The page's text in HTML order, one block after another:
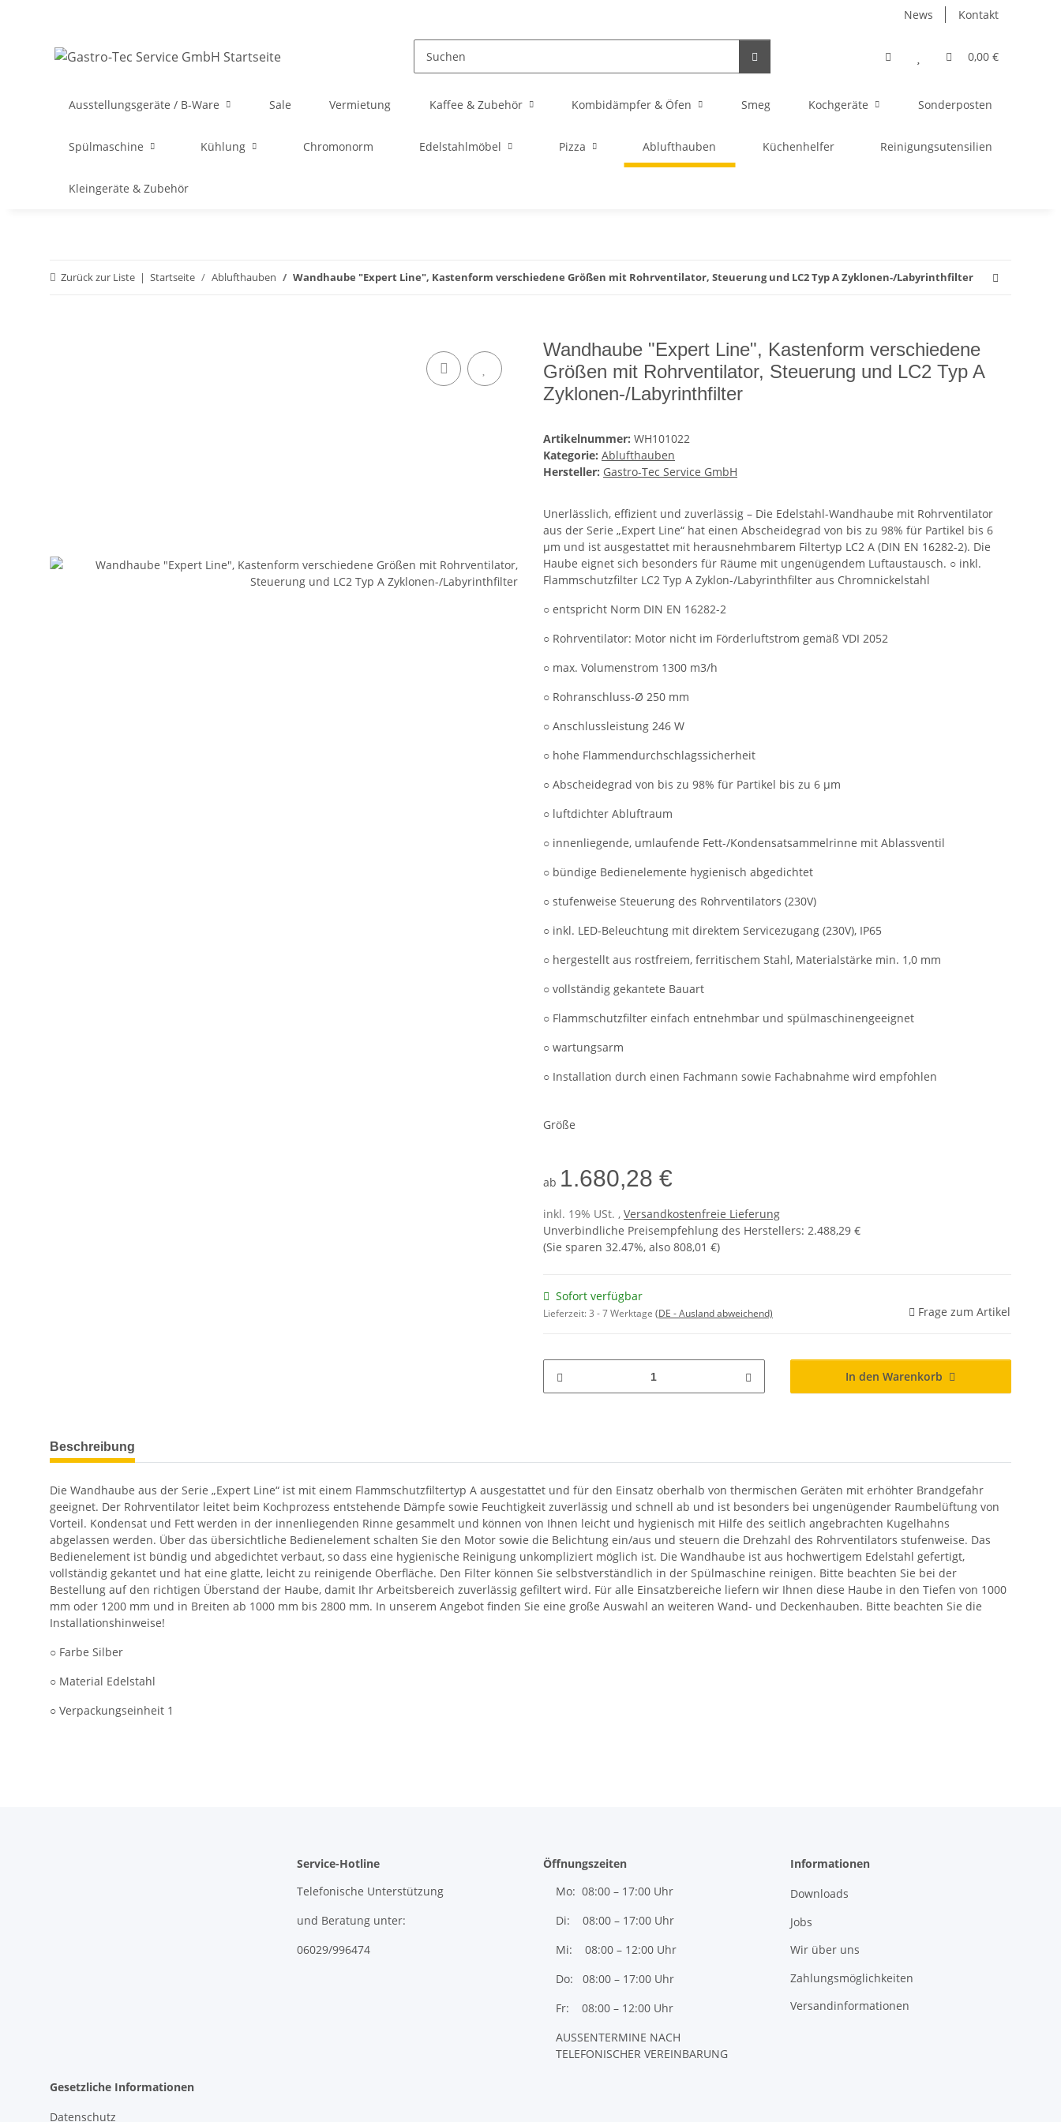
News Kontakt
0,00 €
Ausstellungsgeräte / B-Ware Sale Vermietung Kaffee & Zubehör Kombidämpfer & Öfen Smeg Kochgeräte Sonderposten
Spülmaschine Kühlung Chromonorm Edelstahlmöbel Pizza Ablufthauben Küchenhelfer Reinigungsutensilien
Kleingeräte & Zubehör
Zurück zur Liste Startseite Ablufthauben Wandhaube "Expert Line", Kastenform verschiedene Größen mit Rohrventilator, Steuerung und LC2 Typ A Zyklonen-/Labyrinthfilter
Wandhaube "Expert Line", Kastenform verschiedene
Größen mit Rohrventilator, Steuerung und LC2 Typ A
Zyklonen-/Labyrinthfilter
Artikelnummer: WH101022
Kategorie: Ablufthauben
Hersteller: Gastro-Tec Service GmbH
Unerlässlich, effizient und zuverlässig – Die Edelstahl-Wandhaube mit Rohrventilator
aus der Serie „Expert Line“ hat einen Abscheidegrad von bis zu 98% für Partikel bis 6
µm und ist ausgestattet mit herausnehmbarem Filtertyp LC2 A (DIN EN 16282-2). Die
Haube eignet sich besonders für Räume mit ungenügendem Luftaustausch. ○ inkl.
Flammschutzfilter LC2 Typ A Zyklon-/Labyrinthfilter aus Chromnickelstahl
○ entspricht Norm DIN EN 16282-2
○ Rohrventilator: Motor nicht im Förderluftstrom gemäß VDI 2052
○ max. Volumenstrom 1300 m3/h
○ Rohranschluss-Ø 250 mm
○ Anschlussleistung 246 W
○ hohe Flammendurchschlagssicherheit
○ Abscheidegrad von bis zu 98% für Partikel bis zu 6 µm
○ luftdichter Abluftraum
○ innenliegende, umlaufende Fett-/Kondensatsammelrinne mit Ablassventil
○ bündige Bedienelemente hygienisch abgedichtet
○ stufenweise Steuerung des Rohrventilators (230V)
○ inkl. LED-Beleuchtung mit direktem Servicezugang (230V), IP65
○ hergestellt aus rostfreiem, ferritischem Stahl, Materialstärke min. 1,0 mm
○ vollständig gekantete Bauart
○ Flammschutzfilter einfach entnehmbar und spülmaschinengeeignet
○ wartungsarm
○ Installation durch einen Fachmann sowie Fachabnahme wird empfohlen
Größe
ab 1.680,28 €
inkl. 19% USt. , Versandkostenfreie Lieferung
Unverbindliche Preisempfehlung des Herstellers: 2.488,29 €
(Sie sparen 32.47%, also 808,01 €)
Sofort verfügbar
Lieferzeit:3 - 7 Werktage (DE - Ausland abweichend) Frage zum Artikel
In den Warenkorb
weitere Registerkarten anzeigen
Beschreibung
Die Wandhaube aus der Serie „Expert Line“ ist mit einem Flammschutzfiltertyp A ausgestattet und für den Einsatz oberhalb von thermischen Geräten mit erhöhter Brandgefahr
geeignet. Der Rohrventilator leitet beim Kochprozess entstehende Dämpfe sowie Feuchtigkeit zuverlässig und schnell ab und ist besonders bei ungenügender Raumbelüftung von
Vorteil. Kondensat und Fett werden in der innenliegenden Rinne gesammelt und können von Ihnen leicht und hygienisch mit Hilfe des seitlich angebrachten Kugelhahns
abgelassen werden. Über das übersichtliche Bedienelement schalten Sie den Motor sowie die Belichtung ein/aus und steuern die Drehzahl des Rohrventilators stufenweise. Das
Bedienelement ist bündig und abgedichtet verbaut, so dass eine hygienische Reinigung unkompliziert möglich ist. Die Wandhaube ist aus hochwertigem Edelstahl gefertigt,
vollständig gekantet und hat eine glatte, leicht zu reinigende Oberfläche. Den Filter können Sie selbstverständlich in der Spülmaschine reinigen. Bitte beachten Sie bei der
Bestellung auf den richtigen Überstand der Haube, damit Ihr Arbeitsbereich zuverlässig gefiltert wird. Für alle Einsatzbereiche liefern wir Ihnen diese Haube in den Tiefen von 1000
mm oder 1200 mm und in Breiten ab 1000 mm bis 2800 mm. In unserem Angebot finden Sie eine große Auswahl an weiteren Wand- und Deckenhauben. Bitte beachten Sie die
Installationshinweise!
○ Farbe Silber
○ Material Edelstahl
○ Verpackungseinheit 1
Service-Hotline
Telefonische Unterstützung
und Beratung unter:
06029/996474
Öffnungszeiten
Mo: 08:00 – 17:00 Uhr
Di: 08:00 – 17:00 Uhr
Mi: 08:00 – 12:00 Uhr
Do: 08:00 – 17:00 Uhr
Fr: 08:00 – 12:00 Uhr
AUSSENTERMINE NACH
TELEFONISCHER VEREINBARUNG
Informationen
Downloads
Jobs
Wir über uns
Zahlungsmöglichkeiten
Versandinformationen
Gesetzliche Informationen
Datenschutz